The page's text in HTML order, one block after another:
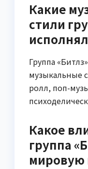
Какие
стили
Группа
музыкальные
ролл, поп-
Какое
группа
мировую